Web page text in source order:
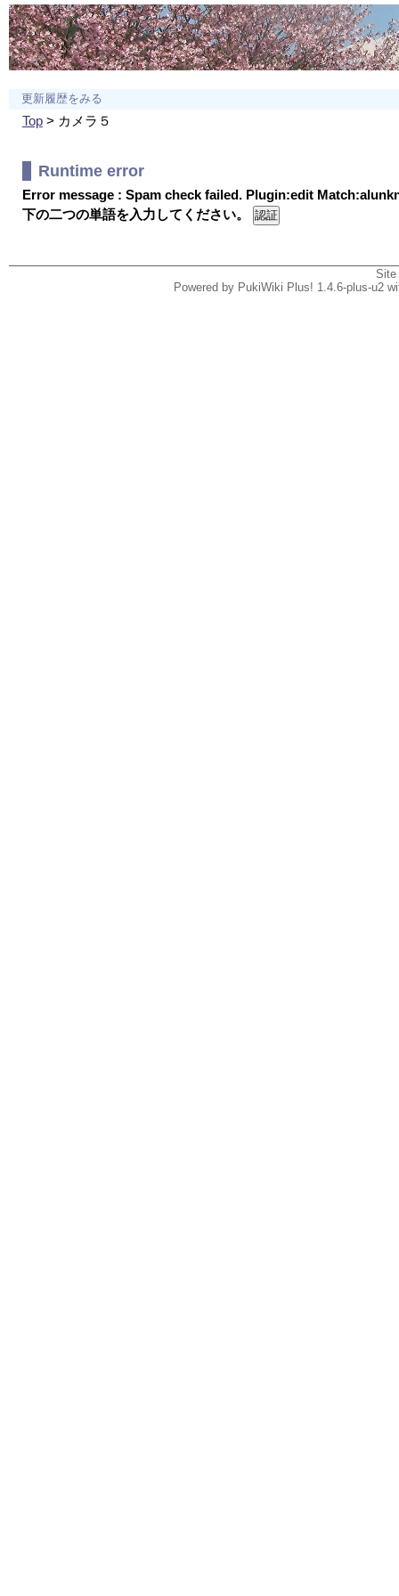
更新履歴をみる
Top> カメラ５
Runtime error
Error message : Spam check failed. Plugin:edit
下の二つの単語を入力してください。
Powered by PukiWiki Plus! 1.4.6-plus-u2